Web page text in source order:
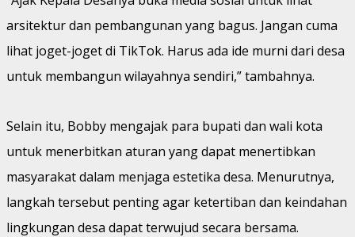
arsitektur dan pembangunan yang bagus. Jangan cuma
lihat joget-joget di TikTok. Harus ada ide murni dari desa
untuk membangun wilayahnya sendiri,” tambahnya.
Selain itu, Bobby mengajak para bupati dan wali kota
untuk menerbitkan aturan yang dapat menertibkan
masyarakat dalam menjaga estetika desa. Menurutnya,
langkah tersebut penting agar ketertiban dan keindahan
lingkungan desa dapat terwujud secara bersama.